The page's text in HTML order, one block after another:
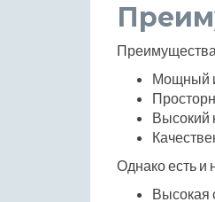
Мощный
Высокий
Однако есть и
Высокая